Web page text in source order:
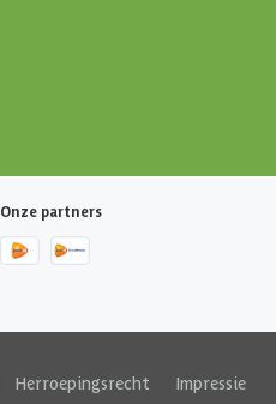
Onze partners
Herroepingsrecht Impressie